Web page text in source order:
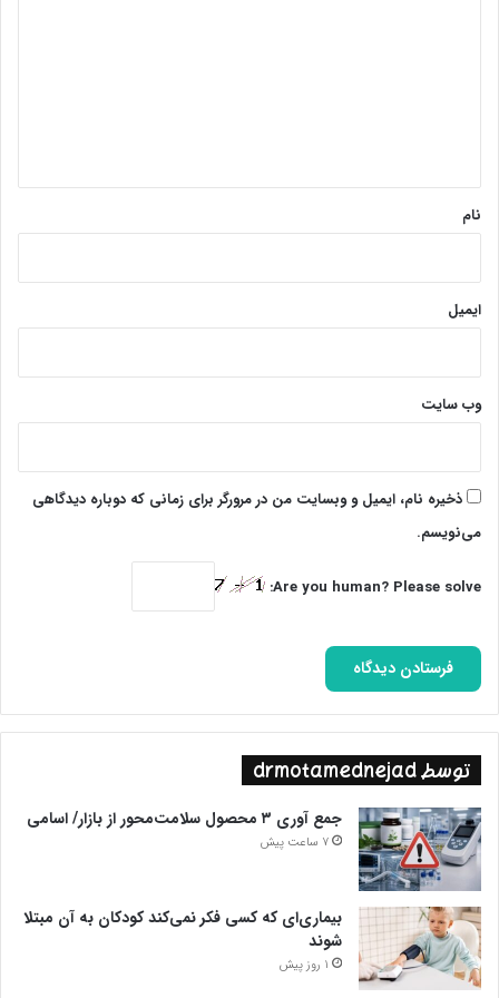
نام
ایمیل
وب‌ سایت
ذخیره نام، ایمیل و وبسایت من در مرورگر برای زمانی که دوباره دیدگاهی
می‌نویسم.
Are you human? Please solve:
توسط drmotamednejad
جمع آوری ۳ محصول سلامت‌محور از بازار/ اسامی
7 ساعت پیش
بیماری‌ای که کسی فکر نمی‌کند کودکان به آن مبتلا
شوند
1 روز پیش